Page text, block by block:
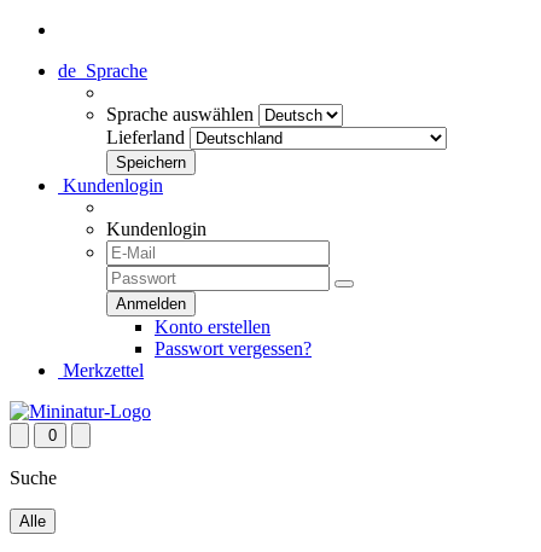
de Sprache
Sprache auswählen
Lieferland
Kundenlogin
Kundenlogin
Konto erstellen
Passwort vergessen?
Merkzettel
0
Suche
Alle